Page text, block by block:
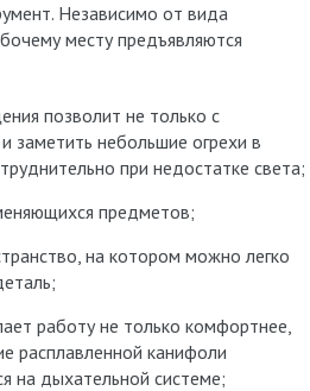
Независимо от вида
месту предъявляются
позволит не только с
заметить небольшие огрехи в
при недостатке света;
предметов;
на котором можно легко
работу не только комфортнее,
расплавленной канифоли
на дыхательной системе;